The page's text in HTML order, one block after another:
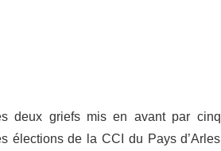
deux griefs mis en avant par cinq
élections de la CCI du Pays d’Arles